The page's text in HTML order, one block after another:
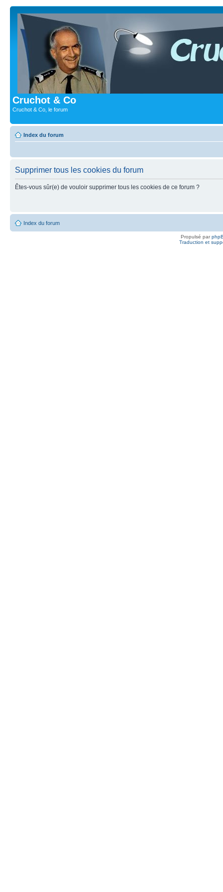
Cruchot & Co
Cruchot & Co, le forum
Index du forum
Supprimer tous les cookies du forum
Êtes-vous sûr(e) de vouloir supprimer tous les cookies de ce forum ?
Index du forum
Propulsé par
Traduction et